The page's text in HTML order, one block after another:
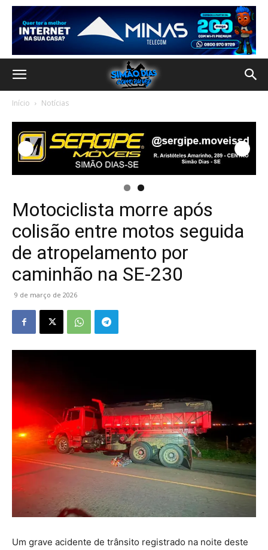
Início Notícias
Motociclista morre após
colisão entre motos seguida
de atropelamento por
caminhão na SE-230
9 de março de 2026
Um grave acidente de trânsito registrado na noite deste